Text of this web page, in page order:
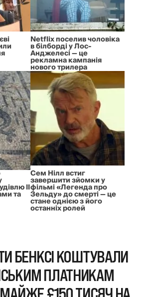
Netflix поселив чоловіка
в білборді у Лос-
Анджелесі — це
рекламна кампанія
нового трилера
II
та
Сем Нілл встиг
завершити зйомки у
фільмі «Легенда про
Зельду» до смерті — це
стане однією з його
останніх ролей
БЕНКСІ КОШТУВАЛИ
ПЛАТНИКАМ